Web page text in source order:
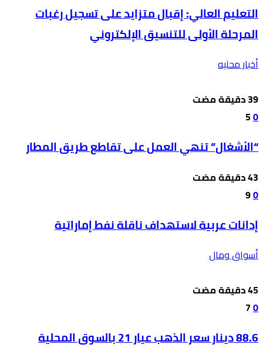
التعليم العالي: إقبال متزايد على تسجيل رغبات
المرحلة الأولى للتنسيق الإلكتروني
أخبار محليه
0
5
“الأشغال” تنهي العمل على تقاطع طريق المطار
0
9
إدانات عربية لاستهداف ناقلة نفط إماراتية
أسواق ومال
0
7
88.6 دينار سعر الذهب عيار 21 بالسوق المحلية